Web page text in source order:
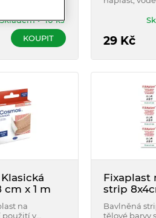
> 10 ks
KOUPIT
diskrétní,
prodyšné.
20ks ve
29Kč
x 1 m
na
použití v
Fixaplast
strip
dělená
Bavlněná
tělové barvy